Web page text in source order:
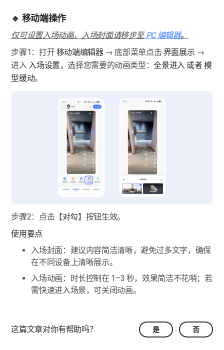
🔹 移动端操作
仅可设置入场动画，入场封面请移步至 PC 编辑器。
步骤1：打开 移动端编辑器 → 底部菜单点击 界面展示 →
进入 入场设置， 选择您需要的动画类型：全景进入 或者 模
型缓动。
步骤2：点击【对勾】按钮生效。
使用要点
入场封面：建议内容简洁清晰，避免过多文字，确保
在不同设备上清晰展示。
入场动画：时长控制在 1–3 秒，效果简洁不花哨；若
需快速进入场景，可关闭动画。
这篇文章对你有帮助吗？ 是 否